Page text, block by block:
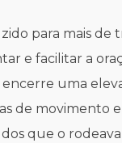
para mais de
e facilitar a
uma
de movimento
que o